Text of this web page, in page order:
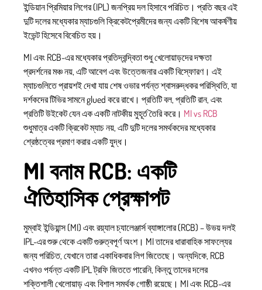
ইন্ডিয়ান প্রিমিয়ার লিগের (IPL) জনপ্রিয় দল হিসাবে পরিচিত। প্রতি বছর এই
দুটি দলের মধ্যেকার ম্যাচগুলি ক্রিকেটপ্রেমীদের জন্য একটি বিশেষ আকর্ষণীয়
ইভেন্ট হিসেবে বিবেচিত হয়।
MI এবং RCB-এর মধ্যেকার প্রতিদ্বন্দ্বিতা শুধু খেলোয়াড়দের দক্ষতা
প্রদর্শনের মঞ্চ নয়, এটি আবেগ এবং উত্তেজনার একটি বিস্ফোরণ। এই
ম্যাচগুলিতে প্রায়শই দেখা যায় শেষ ওভার পর্যন্ত শ্বাসরুদ্ধকর পরিস্থিতি, যা
দর্শকদের টিভির সামনে glued করে রাখে। প্রতিটি বল, প্রতিটি রান, এবং
প্রতিটি উইকেট যেন এক একটি নাটকীয় মুহূর্ত তৈরি করে। MI vs RCB
শুধুমাত্র একটি ক্রিকেট ম্যাচ নয়, এটি দুটি দলের সমর্থকদের মধ্যেকার
শ্রেষ্ঠত্বের প্রমাণ করার একটি যুদ্ধ।
MI বনাম RCB: একটি
ঐতিহাসিক প্রেক্ষাপট
মুম্বাই ইন্ডিয়ান্স (MI) এবং রয়্যাল চ্যালেঞ্জার্স ব্যাঙ্গালোর (RCB) – উভয় দলই
IPL-এর শুরু থেকে একটি গুরুত্বপূর্ণ অংশ। MI তাদের ধারাবাহিক সাফল্যের
জন্য পরিচিত, যেখানে তারা একাধিকবার লিগ জিতেছে। অন্যদিকে, RCB
এখনও পর্যন্ত একটি IPL ট্রফি জিততে পারেনি, কিন্তু তাদের দলের
শক্তিশালী খেলোয়াড় এবং বিশাল সমর্থক গোষ্ঠী রয়েছে। MI এবং RCB-এর